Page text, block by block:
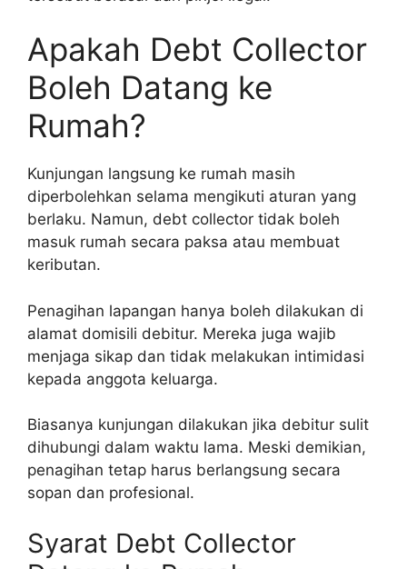
Apakah Debt Collector
Boleh Datang ke
Rumah?
Kunjungan langsung ke rumah masih
diperbolehkan selama mengikuti aturan yang
berlaku. Namun, debt collector tidak boleh
masuk rumah secara paksa atau membuat
keributan.
Penagihan lapangan hanya boleh dilakukan di
alamat domisili debitur. Mereka juga wajib
menjaga sikap dan tidak melakukan intimidasi
kepada anggota keluarga.
Biasanya kunjungan dilakukan jika debitur sulit
dihubungi dalam waktu lama. Meski demikian,
penagihan tetap harus berlangsung secara
sopan dan profesional.
Syarat Debt Collector